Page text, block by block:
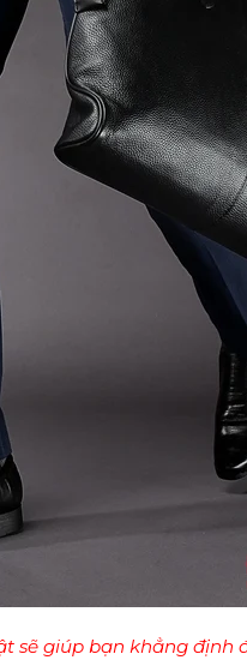
sẽ giúp bạn khẳng định